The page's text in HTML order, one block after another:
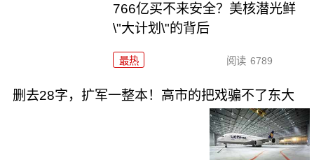
766亿买不来安全？美核潜光鲜
\"大计划\"的背后
最热 阅读 6789
删去28字，扩军一整本！高市的把戏骗不了东大